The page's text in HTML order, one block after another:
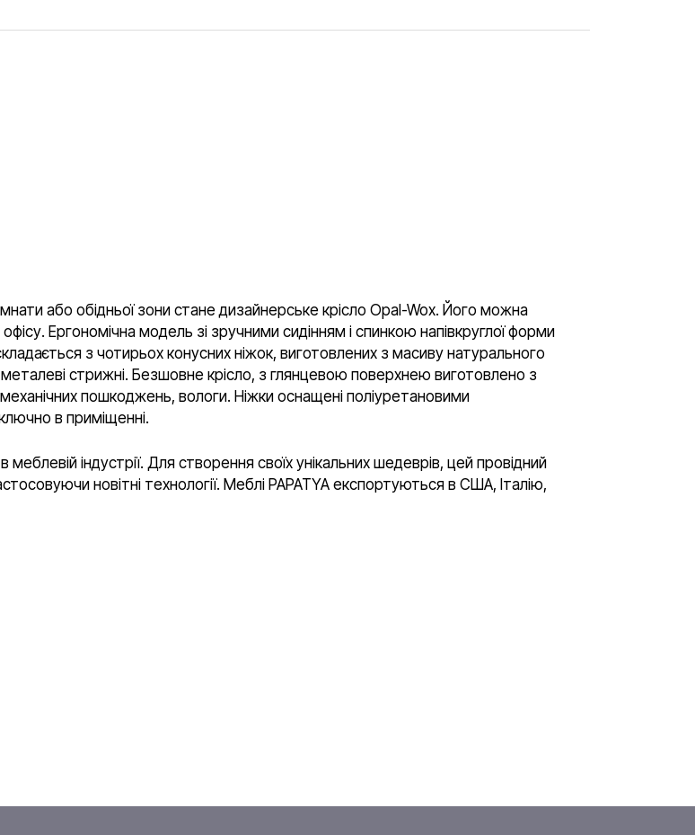
або обідньої зони стане дизайнерське крісло Opal-Wox. Його можна
Ергономічна модель зі зручними сидінням і спинкою напівкруглої форми
з чотирьох конусних ніжок, виготовлених з масиву натурального
стрижні. Безшовне крісло, з глянцевою поверхнею виготовлено з
пошкоджень, вологи. Ніжки оснащені поліуретановими
в приміщенні.
індустрії. Для створення своїх унікальних шедеврів, цей провідний
новітні технології. Меблі PAPATYA експортуються в США, Італію,